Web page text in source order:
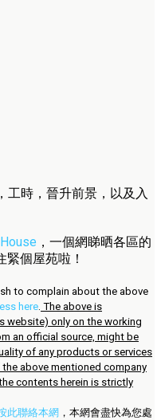
工時，晉升前景，以及入
，一個網睇晒各區的
緊個屋苑啦！
to complain about the above
here. The above is
website) only on the working
an official source, might be
of any products or services
above mentioned company
contents herein is strictly
此聯絡本網 ，本網會盡快為您處